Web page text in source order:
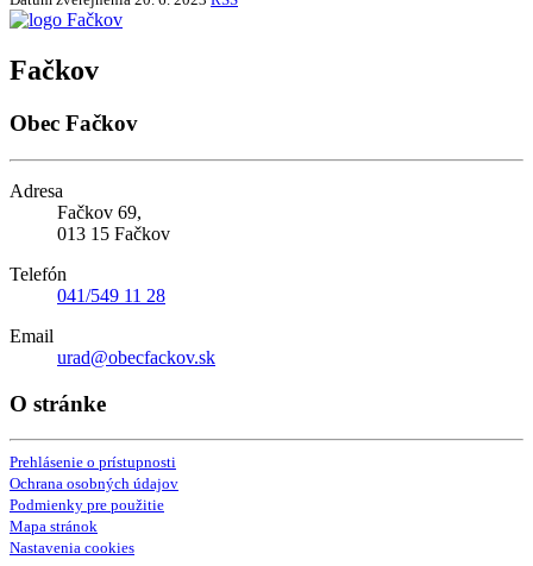
Fačkov
Obec Fačkov
Adresa
Fačkov 69,
013 15 Fačkov
Telefón
041/549 11 28
Email
urad@obecfackov.sk
O stránke
Prehlásenie o prístupnosti
Ochrana osobných údajov
Podmienky pre použitie
Mapa stránok
Nastavenia cookies